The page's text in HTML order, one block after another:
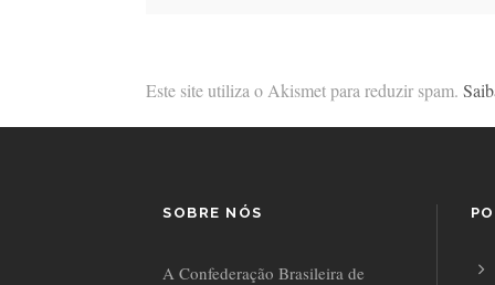
Este site utiliza o Akismet para reduzir spam.
SOBRE NÓS
A Confederação Brasileira de